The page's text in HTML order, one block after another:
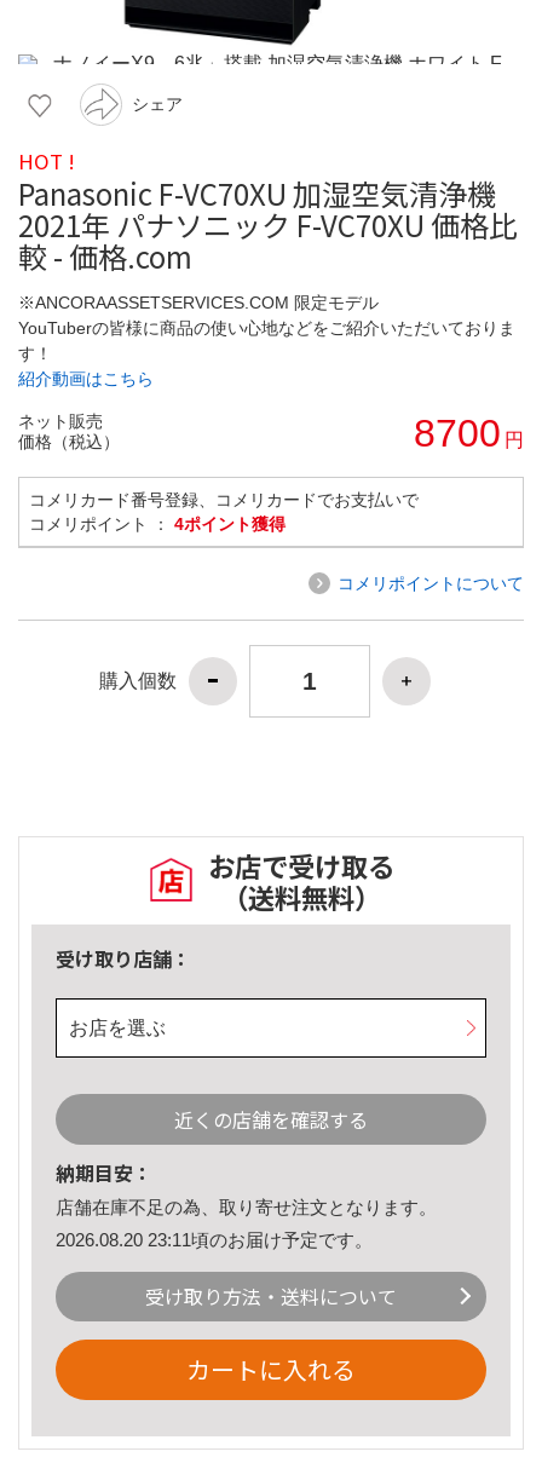
シェア
HOT !
Panasonic F-VC70XU 加湿空気清浄機
2021年 パナソニック F-VC70XU 価格比
較 - 価格.com
※ANCORAASSETSERVICES.COM 限定モデル
YouTuberの皆様に商品の使い心地などをご紹介いただいておりま
す！
紹介動画はこちら
ネット販売
価格（税込）
8700 円
コメリカード番号登録、コメリカードでお支払いで
コメリポイント ： 4ポイント獲得
コメリポイントについて
購入個数
お店で受け取る
（送料無料）
受け取り店舗：
お店を選ぶ
近くの店舗を確認する
納期目安：
店舗在庫不足の為、取り寄せ注文となります。
2026.08.20 23:11頃のお届け予定です。
受け取り方法・送料について
カートに入れる